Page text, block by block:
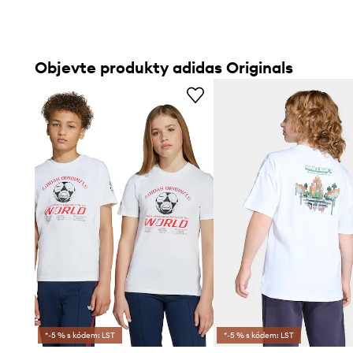
Objevte produkty adidas Originals
*-5 % s kódem: LST *-5 % s kódem: LST